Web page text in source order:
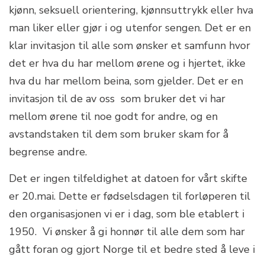
kjønn, seksuell orientering, kjønnsuttrykk eller hva
man liker eller gjør i og utenfor sengen. Det er en
klar invitasjon til alle som ønsker et samfunn hvor
det er hva du har mellom ørene og i hjertet, ikke
hva du har mellom beina, som gjelder. Det er en
invitasjon til de av oss som bruker det vi har
mellom ørene til noe godt for andre, og en
avstandstaken til dem som bruker skam for å
begrense andre.
Det er ingen tilfeldighet at datoen for vårt skifte
er 20.mai. Dette er fødselsdagen til forløperen til
den organisasjonen vi er i dag, som ble etablert i
1950. Vi ønsker å gi honnør til alle dem som har
gått foran og gjort Norge til et bedre sted å leve i